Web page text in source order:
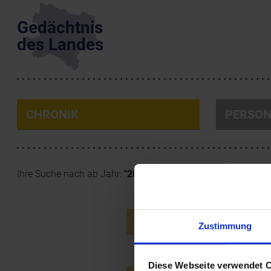
Zustimmung
Diese Webseite verwendet
Gedächtnis
des Landes
CHRONIK
Ihre Suche nach ab Jahr: "2018"
Taferl